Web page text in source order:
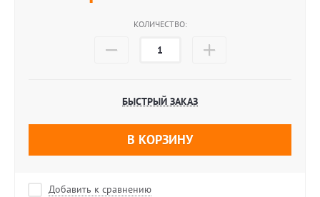
КОЛИЧЕСТВО:
БЫСТРЫЙ ЗАКАЗ
В КОРЗИНУ
Добавить к сравнению